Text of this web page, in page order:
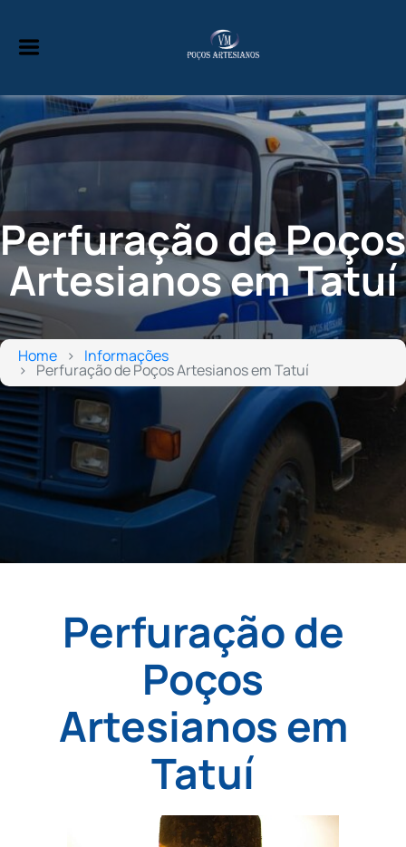
Perfuração de Poços
Artesianos em Tatuí
Home Informações
Perfuração de Poços Artesianos em Tatuí
Perfuração de
Poços
Artesianos em
Tatuí